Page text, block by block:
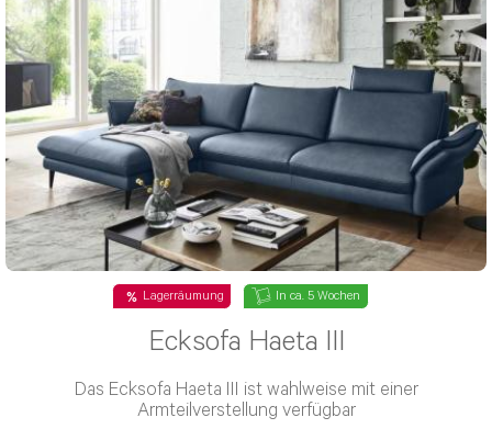
Lagerräumung In ca. 5 Wochen
Ecksofa Haeta III
Das Ecksofa Haeta III ist wahlweise mit einer
Armteilverstellung verfügbar